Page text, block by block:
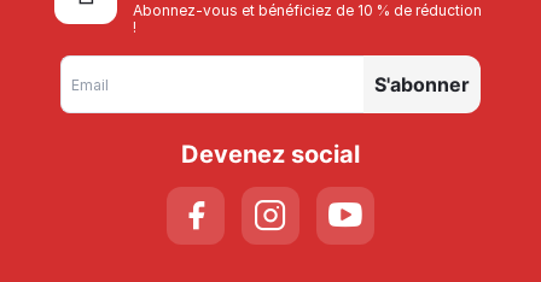
Abonnez-vous et bénéficiez de 10 % de réduction
!
S'abonner
Devenez social